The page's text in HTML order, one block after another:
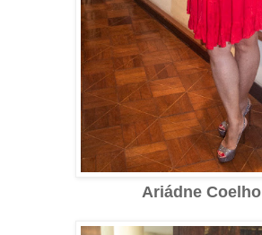
Ariádne Coelho